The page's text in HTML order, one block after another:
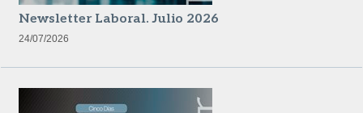
Newsletter Laboral. Julio 2026
24/07/2026